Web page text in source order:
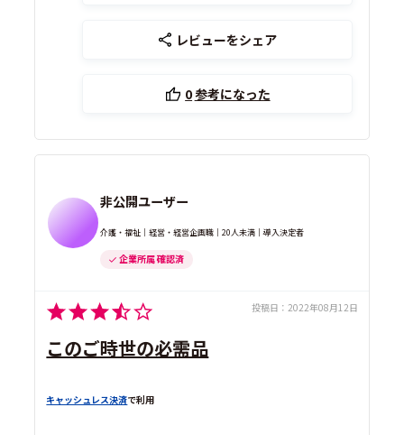
レビューをシェア
0参考になった
非公開ユーザー
介護・福祉｜経営・経営企画職｜20人未満｜導入決定者
企業所属 確認済
投稿日： 2022年08月12日
このご時世の必需品
キャッシュレス決済で利用